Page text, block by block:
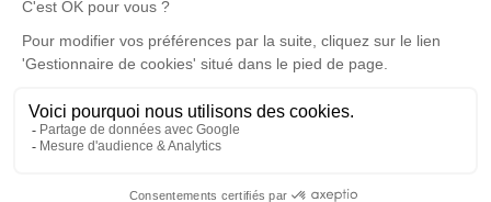
Services aux familles
Nos réseaux sociaux
Politique de traitement des données personnelles
Politique d’utilisation des cookies